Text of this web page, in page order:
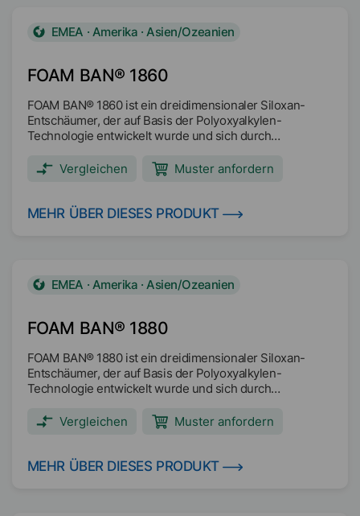
FOAM BAN® 1860
EMEA · Amerika · Asien/Ozeanien
FOAM BAN® 1860 ist ein dreidimensionaler Siloxan-
Entschäumer, der auf Basis der Polyoxyalkylen-
Technologie entwickelt wurde und sich durch
Entschäumungsvermögen in einer Vielzahl wässriger
Anwendungen auszeichnet. Hauptanwendungsbereiche:
hohem und niedrigem Ölgehalt) Synthetische
Vergleichen Muster anfordern
MEHR ÜBER DIESES PRODUKT
FOAM BAN® 1880
EMEA · Amerika · Asien/Ozeanien
FOAM BAN® 1880 ist ein dreidimensionaler Siloxan-
Entschäumer, der auf Basis der Polyoxyalkylen-
Technologie entwickelt wurde und sich durch
Entschäumungsvermögen in einer Vielzahl wässriger
Anwendungen auszeichnet. Hauptanwendungsbereiche:
hohem und niedrigem Ölgehalt) Synthetische
Vergleichen Muster anfordern
MEHR ÜBER DIESES PRODUKT